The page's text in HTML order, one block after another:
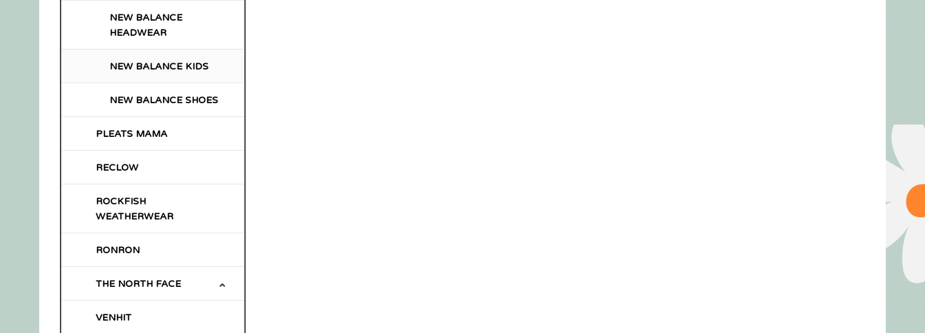
NEW BALANCE
HEADWEAR
NEW BALANCE KIDS
NEW BALANCE SHOES
PLEATS MAMA
RECLOW
ROCKFISH
WEATHERWEAR
RONRON
THE NORTH FACE
VENHIT